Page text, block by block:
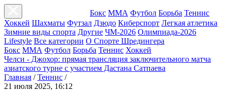
Бокс ММА Футбол Борьба Теннис
Хоккей Шахматы Футзал Дзюдо Киберспорт Легкая атлетика
Зимние виды спорта Другие ЧМ-2026 Олимпиада-2026
Lifestyle Все категории О Спорте Шредингера
Бокс ММА Футбол Борьба Теннис Хоккей
Челси - Джохор: прямая трансляция заключительного матча
азиатского турне с участием Дастана Сатпаева
Главная / Теннис /
21 июля 2025, 16:12